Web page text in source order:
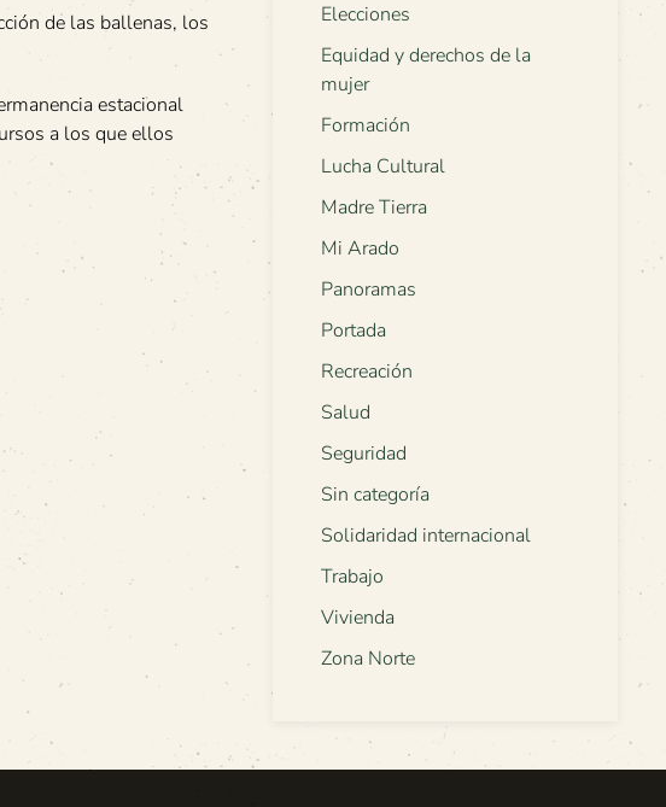
de las ballenas, los
estacional
a los que ellos
Elecciones
Equidad y derechos de la
mujer
Formación
Lucha Cultural
Madre Tierra
Mi Arado
Panoramas
Portada
Recreación
Salud
Seguridad
Sin categoría
Solidaridad internacional
Trabajo
Vivienda
Zona Norte